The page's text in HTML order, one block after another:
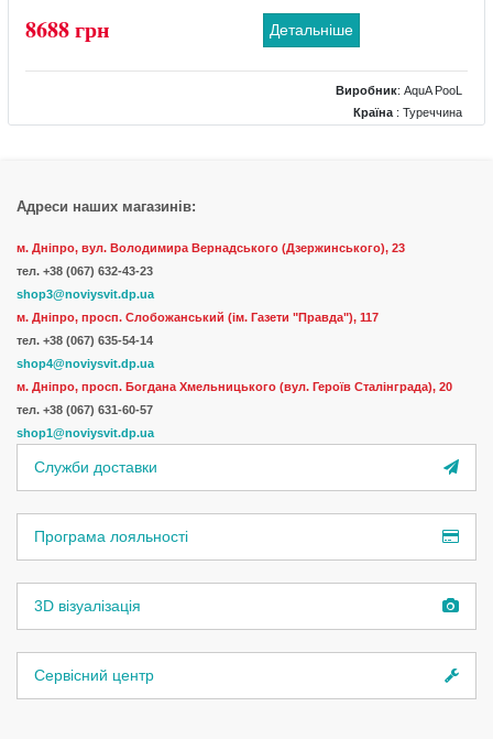
8688 грн Детальніше
Виробник: AquA PooL
Країна : Туреччина
Адреси наших магазинів:
м. Дніпро, вул. Володимира Вернадського (Дзержинського), 23
тел. +38 (067) 632-43-23
shop3@noviysvit.dp.ua
м. Дніпро, просп. Слобожанський (ім. Газети "Правда"), 117
тел. +38 (067) 635-54-14
shop4@noviysvit.dp.ua
м. Дніпро, просп. Богдана Хмельницького (вул. Героїв Сталінграда), 20
тел. +38 (067) 631-60-57
shop1@noviysvit.dp.ua
Служби доставки
Програма лояльності
3D візуалізація
Сервісний центр